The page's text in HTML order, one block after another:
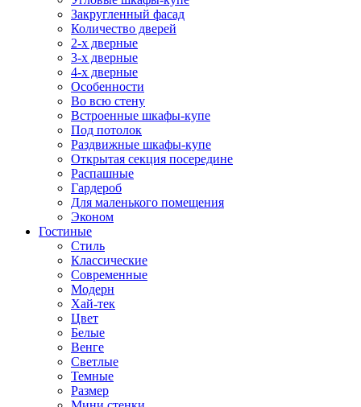
Закругленный фасад
Количество дверей
2-х дверные
3-х дверные
4-х дверные
Особенности
Во всю стену
Встроенные шкафы-купе
Под потолок
Раздвижные шкафы-купе
Открытая секция посередине
Распашные
Гардероб
Для маленького помещения
Эконом
Гостиные
Стиль
Классические
Современные
Модерн
Хай-тек
Цвет
Белые
Венге
Светлые
Темные
Размер